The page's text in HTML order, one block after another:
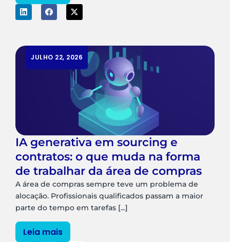
JULHO 22, 2026
IA generativa em sourcing e
contratos: o que muda na forma
de trabalhar da área de compras
A área de compras sempre teve um problema de
alocação. Profissionais qualificados passam a maior
parte do tempo em tarefas [...]
Leia mais